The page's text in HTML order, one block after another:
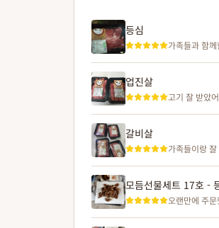
등심
가족들과 함
업진살
고기 잘 받았
갈비살
가족들이랑
모듬선물세트 17호 -
오랜만에 주